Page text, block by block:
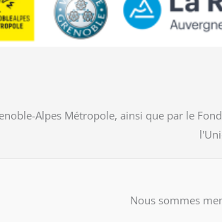
Alpes Métropole, ainsi que par le
Nous sommes